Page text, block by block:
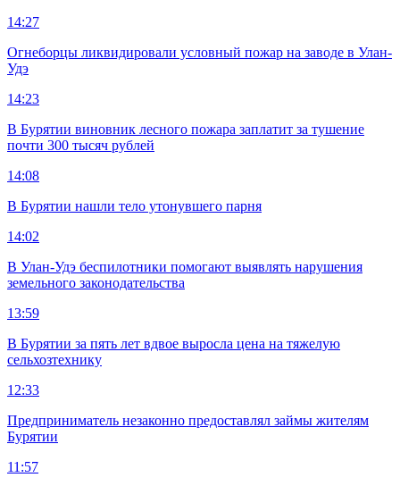
14:27
Огнеборцы ликвидировали условный пожар на заводе в Улан-
Удэ
14:23
В Бурятии виновник лесного пожара заплатит за тушение
почти 300 тысяч рублей
14:08
В Бурятии нашли тело утонувшего парня
14:02
В Улан-Удэ беспилотники помогают выявлять нарушения
земельного законодательства
13:59
В Бурятии за пять лет вдвое выросла цена на тяжелую
сельхозтехнику
12:33
Предприниматель незаконно предоставлял займы жителям
Бурятии
11:57